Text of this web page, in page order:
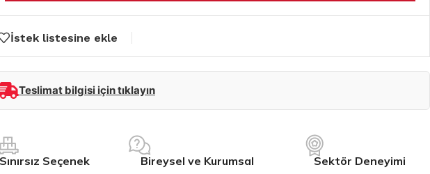
İstek listesine ekle
Teslimat bilgisi için tıklayın
Sınırsız Seçenek Bireysel ve Kurumsal Sektör Deneyimi